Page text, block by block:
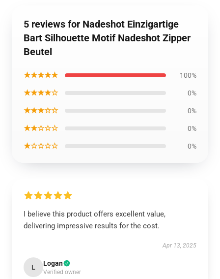
5 reviews for Nadeshot Einzigartige
Bart Silhouette Motif Nadeshot Zipper
Beutel
★★★★★ 100%
★★★★☆ 0%
★★★☆☆ 0%
★★☆☆☆ 0%
★☆☆☆☆ 0%
I believe this product offers excellent value,
delivering impressive results for the cost.
Apr 13, 2025
L Logan
Verified owner